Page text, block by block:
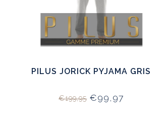
PILUS JORICK PYJAMA GRIS
€199,95€99,97